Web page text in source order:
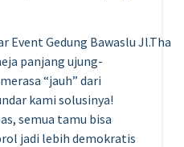
panjang ujung-
“jauh” dari
kami solusinya!
semua tamu bisa
jadi lebih demokratis